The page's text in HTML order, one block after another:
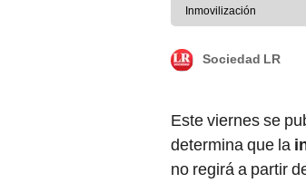
Inmovilización
Sociedad LR
Este viernes se
determina que la
no regirá a partir